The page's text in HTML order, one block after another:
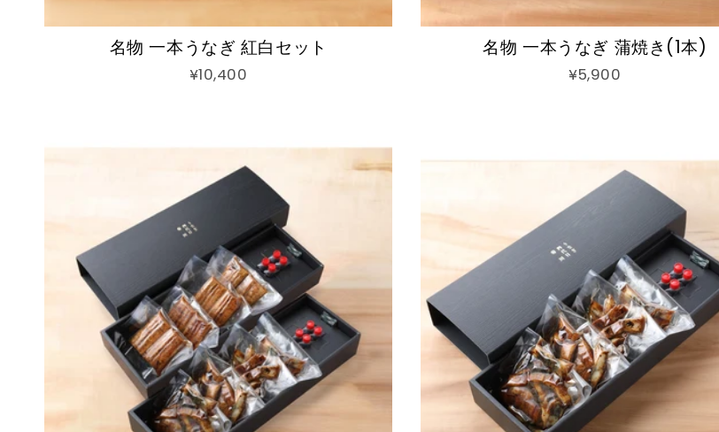
名物 一本うなぎ 紅白セット
¥10,400
名物 一本うなぎ 蒲焼き(1本)
¥5,900